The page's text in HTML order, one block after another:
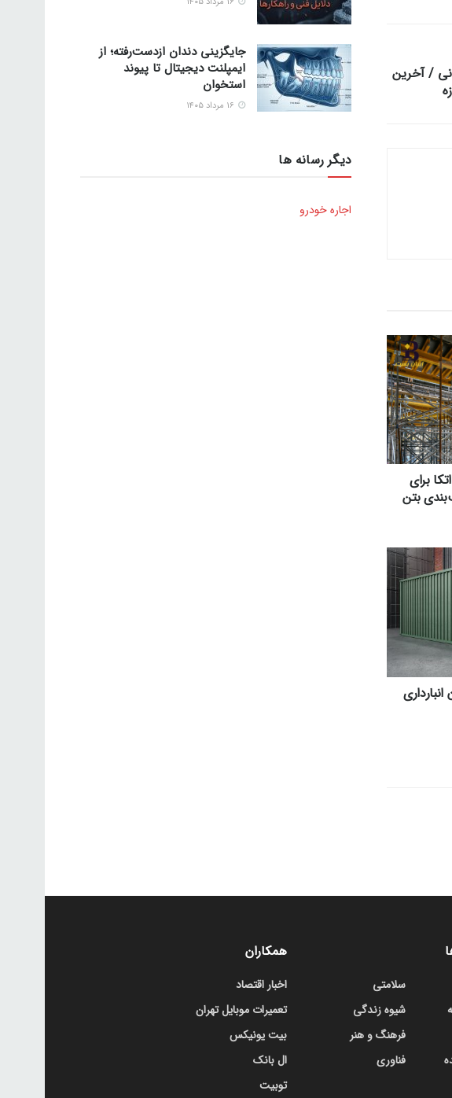
با اقساط 15 میلیونی / آخرین
برای
بتن
جایگزینی دندان ازدست‌رفته؛ از
ایمپلنت دیجیتال تا پیوند
استخوان
دیگر رسانه ها
اجاره خودرو
سلامتی
شیوه زندگی
فرهنگ و هنر
فناوری
همکاران
اخبار اقتصاد
تعمیرات موبایل تهران
بیت یونیکس
ال بانک
توبیت